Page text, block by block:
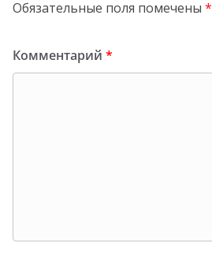
Обязательные поля помечены *
Комментарий *